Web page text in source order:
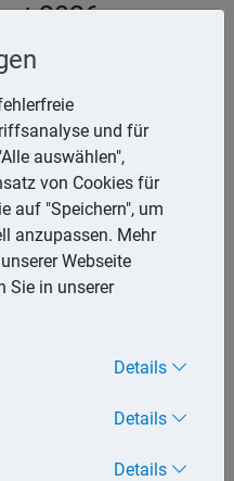
2026
dreitägige
endet
13.08. für den Eingang
Zahlung.
20.08. für den Eingang
und für
auswählen",
von Cookies für
auf "Speichern", um
anzupassen. Mehr
Webseite
Sie in unserer
Details
Details
Details